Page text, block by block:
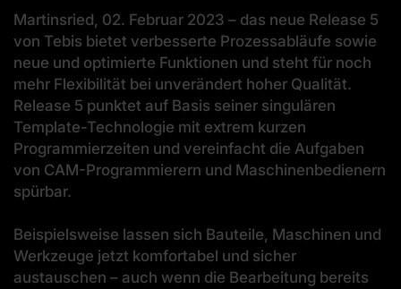
Martinsried, 02. Februar 2023 – das neue Release 5
von Tebis bietet verbesserte Prozessabläufe sowie
neue und optimierte Funktionen und steht für noch
mehr Flexibilität bei unverändert hoher Qualität.
Release 5 punktet auf Basis seiner singulären
Template-Technologie mit extrem kurzen
Programmierzeiten und vereinfacht die Aufgaben
von CAM-Programmierern und Maschinenbedienern
spürbar.
Beispielsweise lassen sich Bauteile, Maschinen und
Werkzeuge jetzt komfortabel und sicher
austauschen – auch wenn die Bearbeitung bereits